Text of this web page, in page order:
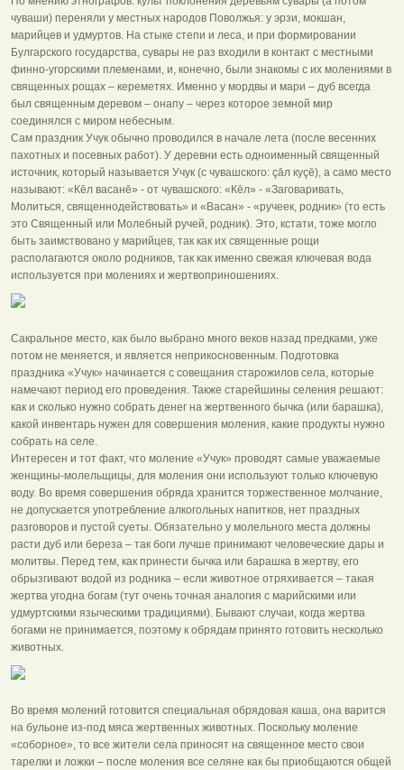
чуваши) переняли у местных народов Поволжья: у эрзи, мокшан,
марийцев и удмуртов. На стыке степи и леса, и при формировании
Булгарского государства, сувары не раз входили в контакт с местными
финно-угорскими племенами, и, конечно, были знакомы с их молениями в
священных рощах – кереметях. Именно у мордвы и мари – дуб всегда
был священным деревом – онапу – через которое земной мир
соединялся с миром небесным.
Сам праздник Учук обычно проводился в начале лета (после весенних
пахотных и посевных работ). У деревни есть одноименный священный
источник, который называется Учук (с чувашского: çāл куçē), а само место
называют: «Кēл васанē» - от чувашского: «Кēл» - «Заговаривать,
Молиться, священнодействовать» и «Васан» - «ручеек, родник» (то есть
это Священный или Молебный ручей, родник). Это, кстати, тоже могло
быть заимствовано у марийцев, так как их священные рощи
располагаются около родников, так как именно свежая ключевая вода
используется при молениях и жертвоприношениях.
Сакральное место, как было выбрано много веков назад предками, уже
потом не меняется, и является неприкосновенным. Подготовка
праздника «Учук» начинается с совещания старожилов села, которые
намечают период его проведения. Также старейшины селения решают:
как и сколько нужно собрать денег на жертвенного бычка (или барашка),
какой инвентарь нужен для совершения моления, какие продукты нужно
собрать на селе.
Интересен и тот факт, что моление «Учук» проводят самые уважаемые
женщины-молельщицы, для моления они используют только ключевую
воду. Во время совершения обряда хранится торжественное молчание,
не допускается употребление алкогольных напитков, нет праздных
разговоров и пустой суеты. Обязательно у молельного места должны
расти дуб или береза – так боги лучше принимают человеческие дары и
молитвы. Перед тем, как принести бычка или барашка в жертву, его
обрызгивают водой из родника – если животное отряхивается – такая
жертва угодна богам (тут очень точная аналогия с марийскими или
удмуртскими языческими традициями). Бывают случаи, когда жертва
богами не принимается, поэтому к обрядам принято готовить несколько
животных.
Во время молений готовится специальная обрядовая каша, она варится
на бульоне из-под мяса жертвенных животных. Поскольку моление
«соборное», то все жители села приносят на священное место свои
тарелки и ложки – после моления все селяне как бы приобщаются общей